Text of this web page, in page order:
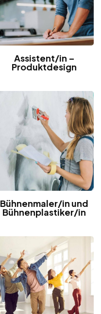
Assistent/in –
Produktdesign
Bühnenmaler/in und
Bühnenplastiker/in